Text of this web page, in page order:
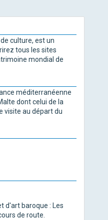
culture, est un
tous les sites
mondial de
méditerranéenne
dont celui de la
visite au départ du
d'art baroque : Les
de route.